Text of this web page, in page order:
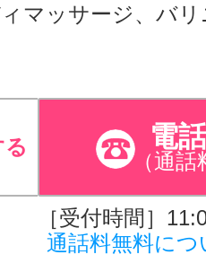
マッサージ、バ
電
（通話
［受付時間］
通話料無料につ